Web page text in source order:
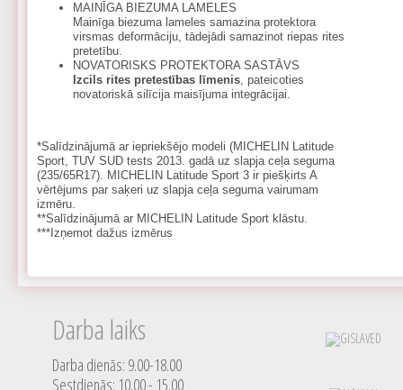
MAINĪGA BIEZUMA LAMELES
Mainīga biezuma lameles samazina protektora
virsmas deformāciju, tādejādi samazinot riepas rites
pretetību.
NOVATORISKS PROTEKTORA SASTĀVS
Izcils rites pretestības līmenis, pateicoties
novatoriskā silīcija maisījuma integrācijai.
*Salīdzinājumā ar iepriekšējo modeli (MICHELIN Latitude
Sport, TUV SUD tests 2013. gadā uz slapja ceļa seguma
(235/65R17). MICHELIN Latitude Sport 3 ir piešķirts A
vērtējums par saķeri uz slapja ceļa seguma vairumam
izmēru.
**Salīdzinājumā ar MICHELIN Latitude Sport klāstu.
***Izņemot dažus izmērus
Darba laiks
Darba dienās: 9.00-18.00
Sestdienās: 10.00 - 15.00